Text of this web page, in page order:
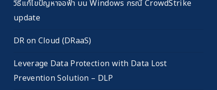
วิธีแก้ไขปัญหาจอฟ้า บน Windows กรณี CrowdStrike
update
DR on Cloud (DRaaS)
Leverage Data Protection with Data Lost
Prevention Solution – DLP